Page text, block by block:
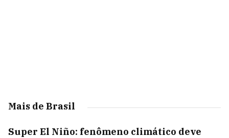
Mais de Brasil
Super El Niño: fenômeno climático deve